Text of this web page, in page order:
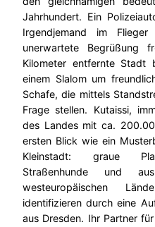
Jahrhundert. Ein
Irgendjemand im
unerwartete Begrüßung
Kilometer entfernte Stadt
einem Slalom um
Schafe, die mittels
Frage stellen. Kutaissi,
des Landes mit ca.
ersten Blick wie ein
Kleinstadt: graue
Straßenhunde und
westeuropäischen
identifizieren durch eine
aus Dresden. Ihr Partner